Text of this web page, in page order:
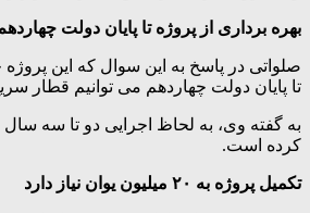
بهره برداری از پروژه تا پایان دولت
صلواتی در پاسخ به این سوال که این
تا پایان دولت چهاردهم می توانیم قطار
به گفته وی، به لحاظ اجرایی دو تا سه
کرده است.
تکمیل پروژه به ۲۰‌ میلیون یوان نیاز دارد